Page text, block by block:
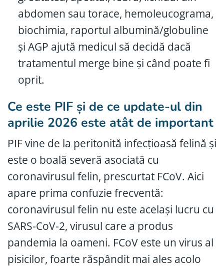
abdomen sau torace, hemoleucograma,
biochimia, raportul albumină/globuline
și AGP ajută medicul să decidă dacă
tratamentul merge bine și când poate fi
oprit.
Ce este PIF și de ce update-ul din
aprilie 2026 este atât de important
PIF vine de la peritonită infecțioasă felină și
este o boală severă asociată cu
coronavirusul felin, prescurtat FCoV. Aici
apare prima confuzie frecventă:
coronavirusul felin nu este același lucru cu
SARS-CoV-2, virusul care a produs
pandemia la oameni. FCoV este un virus al
pisicilor, foarte răspândit mai ales acolo